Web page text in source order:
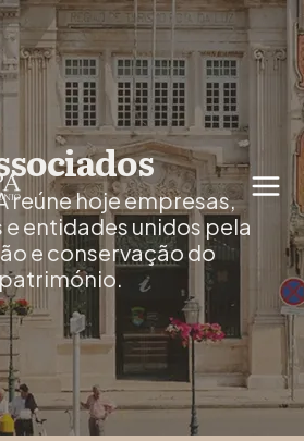
reúne hoje empresas,
entidades unidos pela
e conservação do